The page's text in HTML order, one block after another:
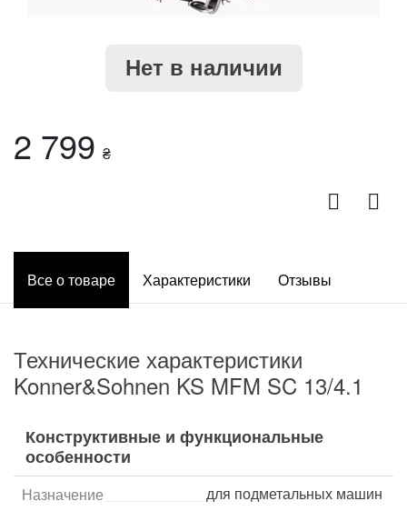
Нет в наличии
2 799₴
Все о товаре Характеристики Отзывы
Технические характеристики
Konner&Sohnen KS MFM SC 13/4.1
Конструктивные и функциональные
особенности
Назначение для подметальных машин